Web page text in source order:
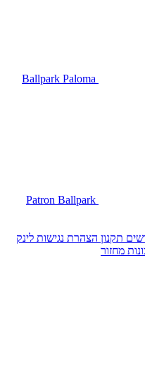
Ballpark Paloma
Patron Ballpark
תקנון הצהרת נגישות לינק
מחזור